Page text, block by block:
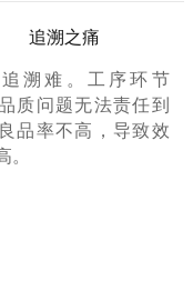
追溯之痛
溯难。工序环节
质问题无法责任到
品率不高，导致效
。